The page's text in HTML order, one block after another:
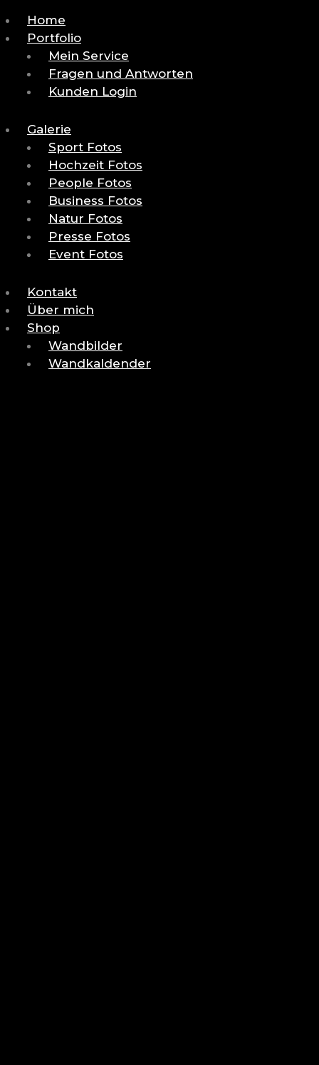
Home
Portfolio
Mein Service
Fragen und Antworten
Kunden Login
Galerie
Sport Fotos
Hochzeit Fotos
People Fotos
Business Fotos
Natur Fotos
Presse Fotos
Event Fotos
Kontakt
Über mich
Shop
Wandbilder
Wandkaldender